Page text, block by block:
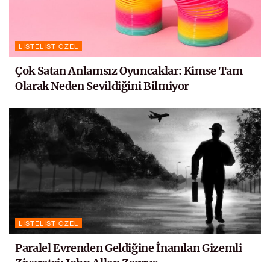
LISTELIST ÖZEL
Çok Satan Anlamsız Oyuncaklar: Kimse Tam
Olarak Neden Sevildiğini Bilmiyor
LISTELIST ÖZEL
Paralel Evrenden Geldiğine İnanılan Gizemli